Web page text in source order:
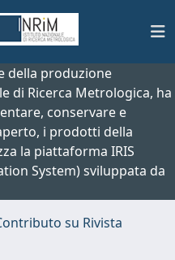
della produzione
di Ricerca Metrologica, ha
conservare e
i prodotti della
la piattaforma IRIS
System) sviluppata da
su Rivista